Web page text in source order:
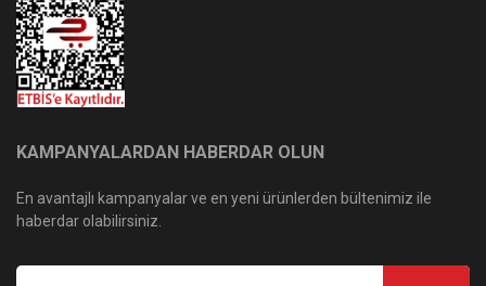
KAMPANYALARDAN HABERDAR OLUN
En avantajlı kampanyalar ve en yeni ürünlerden bültenimiz ile
haberdar olabilirsiniz.